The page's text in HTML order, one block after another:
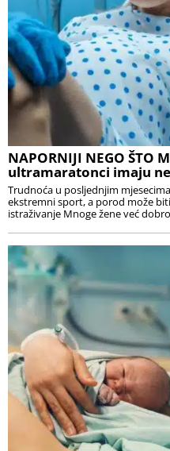
NAPORNIJI NEGO ŠTO
ultramaratonci imaju
Trudnoća u posljednjim
ekstremni sport, a porod može
istraživanje Mnoge žene već dobro